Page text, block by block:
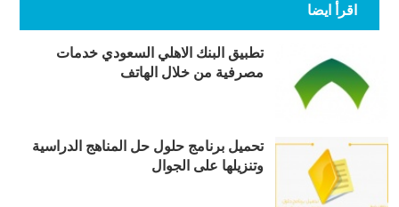
اقرأ ايضا
تطبيق البنك الاهلي السعودي خدمات
مصرفية من خلال الهاتف
تحميل برنامج حلول حل المناهج الدراسية
وتنزيلها على الجوال